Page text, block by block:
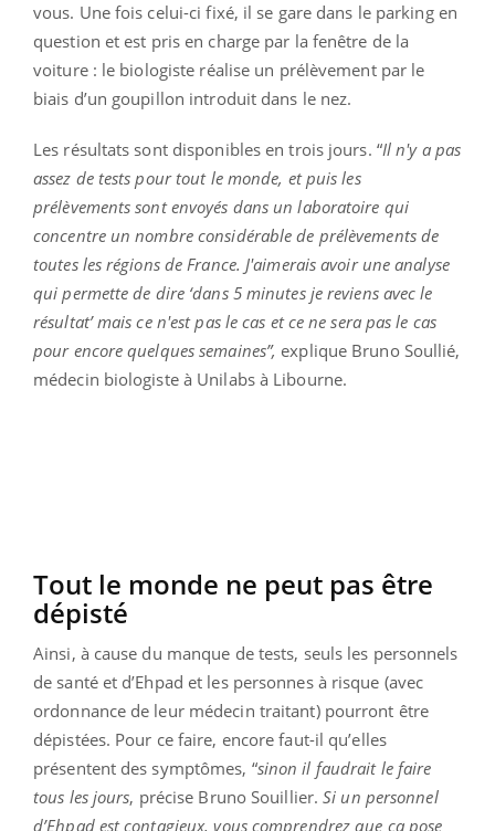
vous. Une fois celui-ci fixé, il se gare dans le parking en
question et est pris en charge par la fenêtre de la
voiture : le biologiste réalise un prélèvement par le
biais d’un goupillon introduit dans le nez.
Les résultats sont disponibles en trois jours. “Il n'y a pas
assez de tests pour tout le monde, et puis les
prélèvements sont envoyés dans un laboratoire qui
concentre un nombre considérable de prélèvements de
toutes les régions de France. J'aimerais avoir une analyse
qui permette de dire ‘dans 5 minutes je reviens avec le
résultat’ mais ce n'est pas le cas et ce ne sera pas le cas
pour encore quelques semaines”, explique Bruno Soullié,
médecin biologiste à Unilabs à Libourne.
Tout le monde ne peut pas être
dépisté
Ainsi, à cause du manque de tests, seuls les personnels
de santé et d’Ehpad et les personnes à risque (avec
ordonnance de leur médecin traitant) pourront être
dépistées. Pour ce faire, encore faut-il qu’elles
présentent des symptômes, “sinon il faudrait le faire
tous les jours, précise Bruno Souillier.Si un personnel
d’Ehpad est contagieux, vous comprendrez que ça pose